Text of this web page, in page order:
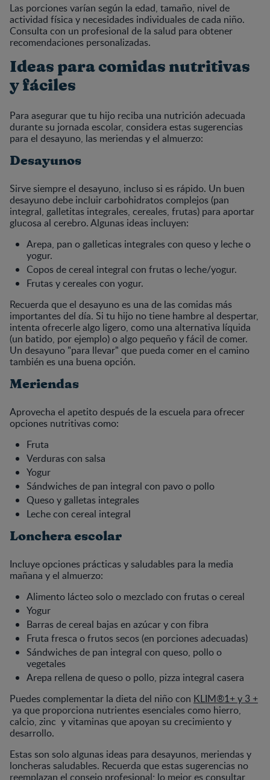
Las porciones varían según la edad, tamaño, nivel de
actividad física y necesidades individuales de cada niño.
Consulta con un profesional de la salud para obtener
recomendaciones personalizadas.
Ideas para comidas nutritivas
y fáciles
Para asegurar que tu hijo reciba una nutrición adecuada
durante su jornada escolar, considera estas sugerencias
para el desayuno, las meriendas y el almuerzo:
Desayunos
Sirve siempre el desayuno, incluso si es rápido. Un buen
desayuno debe incluir carbohidratos complejos (pan
integral, galletitas integrales, cereales, frutas) para aportar
glucosa al cerebro. Algunas ideas incluyen:
Arepa, pan o galleticas integrales con queso y leche o
yogur.
Copos de cereal integral con frutas o leche/yogur.
Frutas y cereales con yogur.
Recuerda que el desayuno es una de las comidas más
importantes del día. Si tu hijo no tiene hambre al despertar,
intenta ofrecerle algo ligero, como una alternativa líquida
(un batido, por ejemplo) o algo pequeño y fácil de comer.
Un desayuno "para llevar" que pueda comer en el camino
también es una buena opción.
Meriendas
Aprovecha el apetito después de la escuela para ofrecer
opciones nutritivas como:
Fruta
Verduras con salsa
Yogur
Sándwiches de pan integral con pavo o pollo
Queso y galletas integrales
Leche con cereal integral
Lonchera escolar
Incluye opciones prácticas y saludables para la media
mañana y el almuerzo:
Alimento lácteo solo o mezclado con frutas o cereal
Yogur
Barras de cereal bajas en azúcar y con fibra
Fruta fresca o frutos secos (en porciones adecuadas)
Sándwiches de pan integral con queso, pollo o
vegetales
Arepa rellena de queso o pollo, pizza integral casera
Puedes complementar la dieta del niño con KLIM®1+ y 3 +
ya que proporciona nutrientes esenciales como hierro,
calcio, zinc y vitaminas que apoyan su crecimiento y
desarrollo.
Estas son solo algunas ideas para desayunos, meriendas y
loncheras saludables. Recuerda que estas sugerencias no
reemplazan el consejo profesional; lo mejor es consultar